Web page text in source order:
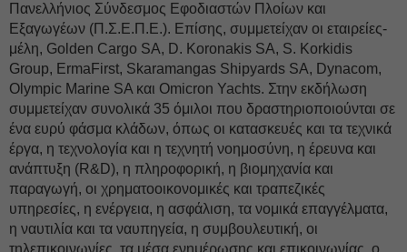
Πανελλήνιος Σύνδεσμος Εφοδιαστών Πλοίων και
Εξαγωγέων (Π.Σ.Ε.Π.Ε.). Επίσης, συμμετείχαν οι εταιρείες-
μέλη, Golden Cargo SA, D. Koronakis SA, S. Korkidis
Group, ErmaFirst, Skaramangas Shipyards SA, Dynacom,
Olympic Marine SA και Omicron Yachts. Στην εκδήλωση
συμμετείχαν συνολικά 35 όμιλοι που δραστηριοποιούνται σε
ένα ευρύ φάσμα κλάδων, όπως οι κατασκευές και τα τεχνικά
έργα, η τεχνολογία και η τεχνητή νοημοσύνη, η έρευνα και
ανάπτυξη (R&D), η πληροφορική, η βιομηχανία και
παραγωγή, οι χρηματοοικονομικές και τραπεζικές
υπηρεσίες, η ενέργεια, η ασφάλιση, τα νομικά επαγγέλματα,
η ναυτιλία και τα ναυπηγεία, η συμβουλευτική, οι
τηλεπικοινωνίες, τα μέσα ενημέρωσης και επικοινωνίας, ο